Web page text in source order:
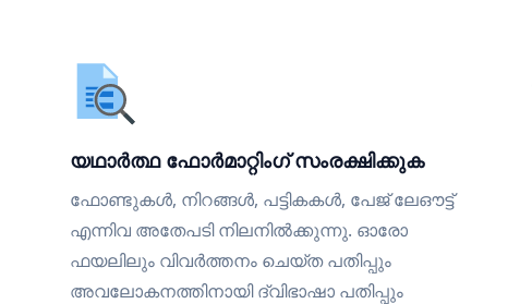
യഥാർത്ഥ ഫോർമാറ്റിംഗ് സംരക്ഷിക്കുക
ഫോണ്ടുകൾ, നിറങ്ങൾ, പട്ടികകൾ, പേജ് ലേഔട്ട്
എന്നിവ അതേപടി നിലനിൽക്കുന്നു. ഓരോ
ഫയലിലും വിവർത്തനം ചെയ്ത പതിപ്പും
അവലോകനത്തിനായി ദ്വിഭാഷാ പതിപ്പും